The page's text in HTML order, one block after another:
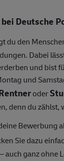
Deutsche
du den
Dabei
und bist
und
oder
denn du zählst,
Bewerbung
Sie dazu
auch ganz ohne